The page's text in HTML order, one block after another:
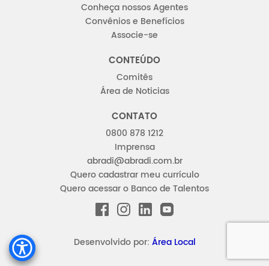
Conheça nossos Agentes
Convênios e Benefícios
Associe-se
CONTEÚDO
Comitês
Área de Noticias
CONTATO
0800 878 1212
Imprensa
abradi@abradi.com.br
Quero cadastrar meu currículo
Quero acessar o Banco de Talentos
FACEBOOK
INSTAGRAM
LINKEDINYOUTUBE
Desenvolvido por: Área Local